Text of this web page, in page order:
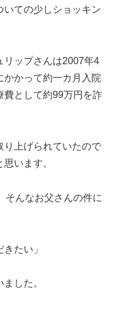
いての少しショッキン
リップさんは2007年4
かかって約一カ月入院
費として約99万円を詐
り上げられていたので
います。
そんなお父さんの件に
たい」
した。